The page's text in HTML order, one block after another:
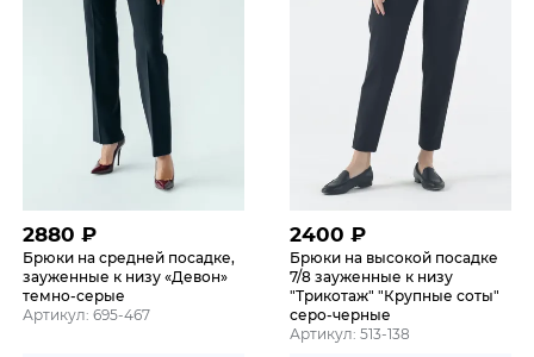
2880 ₽
Брюки на средней посадке,
зауженные к низу «Девон»
темно-серые
Артикул: 695-467
2400 ₽
Брюки на высокой посадке
7/8 зауженные к низу
"Трикотаж" "Крупные соты"
серо-черные
Артикул: 513-138